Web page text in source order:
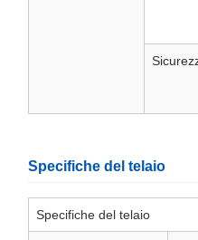
Specifiche del telaio
Specifiche del telaio